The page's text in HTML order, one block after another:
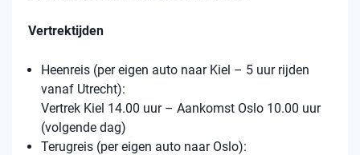
Vertrektijden
Heenreis (per eigen auto naar Kiel – 5 uur rijden
vanaf Utrecht):
Vertrek Kiel 14.00 uur – Aankomst Oslo 10.00 uur
(volgende dag)
Terugreis (per eigen auto naar Oslo):